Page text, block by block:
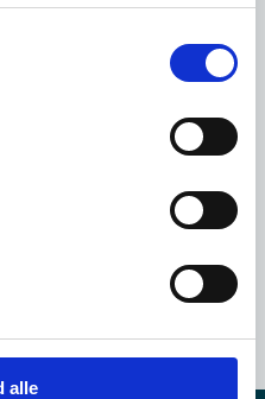
alle
sig som